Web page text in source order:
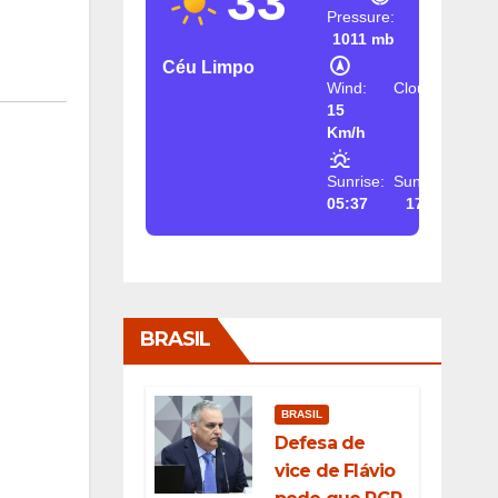
Céu Limpo
Pressure:
1011 mb
Wind:
15
Km/h
Clouds:
Sunrise:
05:37
Sunset:
17:26
BRASIL
BRASIL
Defesa de
vice de Flávio